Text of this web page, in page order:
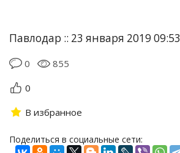
Павлодар :: 23 января 2019 09:53
0
855
0
В избранное
Поделиться в социальные сети: